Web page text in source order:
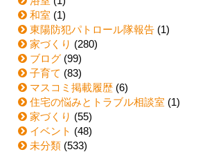
和室 (1)
東陽防犯パトロール隊報告 (1)
家づくり (280)
ブログ (99)
子育て (83)
マスコミ掲載履歴 (6)
住宅の悩みとトラブル相談室 (1)
家づくり (55)
イベント (48)
未分類 (533)